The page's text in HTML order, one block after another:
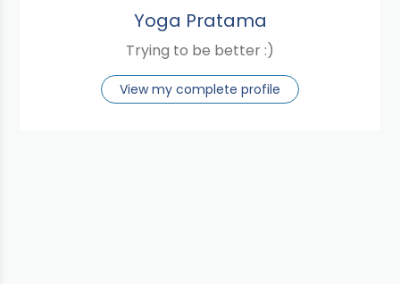
Yoga Pratama
Trying to be better :)
View my complete profile